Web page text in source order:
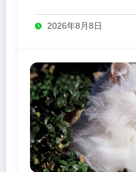
2026年8月8日